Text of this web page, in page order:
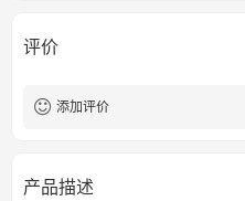
用法
最小起订量
评价
添加评价
产品描述